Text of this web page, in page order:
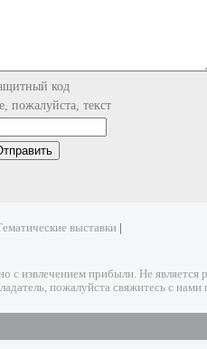
пожалуйста, текст
выставки
извлечением прибыли. Не является
пожалуйста свяжитесь с нами